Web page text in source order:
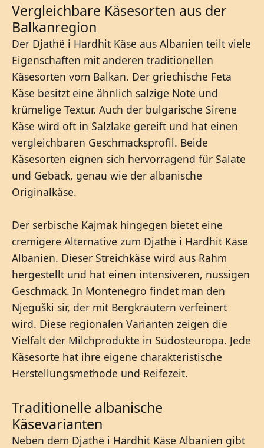
Vergleichbare Käsesorten aus der
Balkanregion
Der Djathë i Hardhit Käse aus Albanien teilt viele
Eigenschaften mit anderen traditionellen
Käsesorten vom Balkan. Der griechische Feta
Käse besitzt eine ähnlich salzige Note und
krümelige Textur. Auch der bulgarische Sirene
Käse wird oft in Salzlake gereift und hat einen
vergleichbaren Geschmacksprofil. Beide
Käsesorten eignen sich hervorragend für Salate
und Gebäck, genau wie der albanische
Originalkäse.
Der serbische Kajmak hingegen bietet eine
cremigere Alternative zum Djathë i Hardhit Käse
Albanien. Dieser Streichkäse wird aus Rahm
hergestellt und hat einen intensiveren, nussigen
Geschmack. In Montenegro findet man den
Njeguški sir, der mit Bergkräutern verfeinert
wird. Diese regionalen Varianten zeigen die
Vielfalt der Milchprodukte in Südosteuropa. Jede
Käsesorte hat ihre eigene charakteristische
Herstellungsmethode und Reifezeit.
Traditionelle albanische
Käsevarianten
Neben dem Djathë i Hardhit Käse Albanien gibt